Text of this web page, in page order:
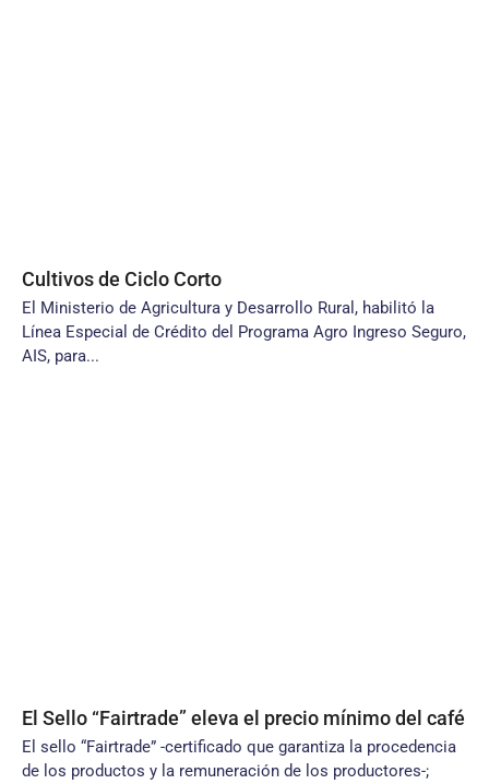
Cultivos de Ciclo Corto
El Ministerio de Agricultura y Desarrollo Rural, habilitó la
Línea Especial de Crédito del Programa Agro Ingreso Seguro,
AIS, para...
El Sello “Fairtrade” eleva el precio mínimo del café
El sello “Fairtrade” -certificado que garantiza la procedencia
de los productos y la remuneración de los productores-;